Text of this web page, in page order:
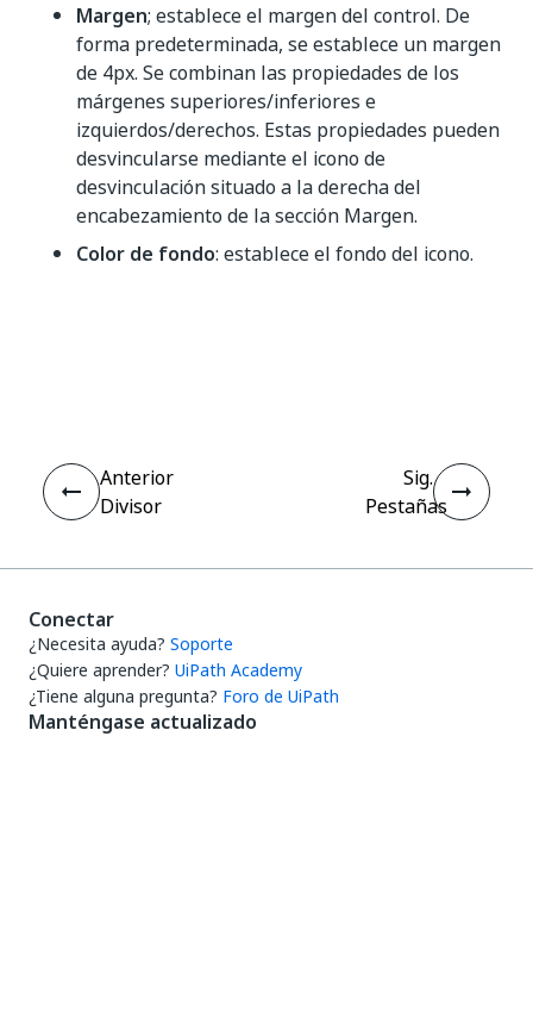
Margen; establece el margen del control. De
forma predeterminada, se establece un margen
de 4px. Se combinan las propiedades de los
márgenes superiores/inferiores e
izquierdos/derechos. Estas propiedades pueden
desvincularse mediante el icono de
desvinculación situado a la derecha del
encabezamiento de la sección Margen.
Color de fondo: establece el fondo del icono.
Anterior
Divisor
Sig.
Pestañas
Conectar
¿Necesita ayuda? Soporte
¿Quiere aprender? UiPath Academy
¿Tiene alguna pregunta? Foro de UiPath
Manténgase actualizado